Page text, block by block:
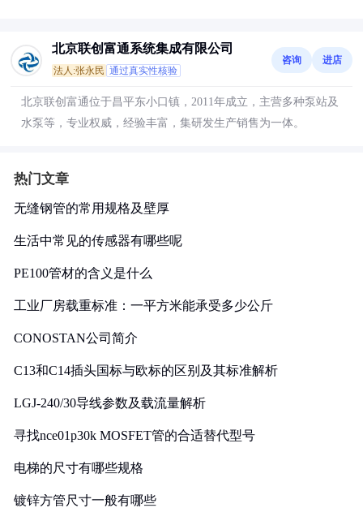
北京联创富通系统集成有限公司
法人:张永民 通过真实性核验
咨询 进店
北京联创富通位于昌平东小口镇，2011年成立，主营多种泵站及
水泵等，专业权威，经验丰富，集研发生产销售为一体。
热门文章
无缝钢管的常用规格及壁厚
生活中常见的传感器有哪些呢
PE100管材的含义是什么
工业厂房载重标准：一平方米能承受多少公斤
CONOSTAN公司简介
C13和C14插头国标与欧标的区别及其标准解析
LGJ-240/30导线参数及载流量解析
寻找nce01p30k MOSFET管的合适替代型号
电梯的尺寸有哪些规格
镀锌方管尺寸一般有哪些